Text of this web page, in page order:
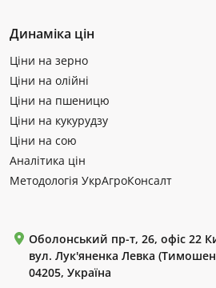
Динаміка цін
Ціни на зерно
Ціни на олійні
Ціни на пшеницю
Ціни на кукурудзу
Ціни на сою
Аналітика цін
Методологія УкрАгроКонсалт
Оболонський пр-т, 26, офіс 22
вул. Лук'яненка Левка
04205, Україна